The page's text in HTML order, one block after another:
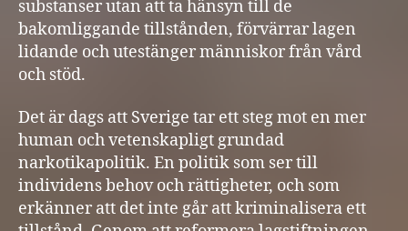
substanser utan att ta hänsyn till de
bakomliggande tillstånden, förvärrar lagen
lidande och utestänger människor från vård
och stöd.
Det är dags att Sverige tar ett steg mot en mer
human och vetenskapligt grundad
narkotikapolitik. En politik som ser till
individens behov och rättigheter, och som
erkänner att det inte går att kriminalisera ett